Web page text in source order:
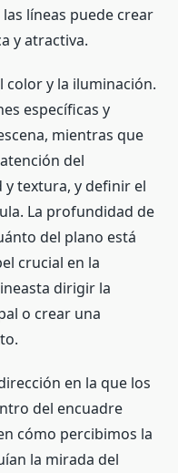
líneas puede crear
y atractiva.
color y la iluminación.
específicas y
mientras que
del
textura, y definir el
La profundidad de
del plano está
crucial en la
dirigir la
o crear una
en la que los
del encuadre
cómo percibimos la
la mirada del